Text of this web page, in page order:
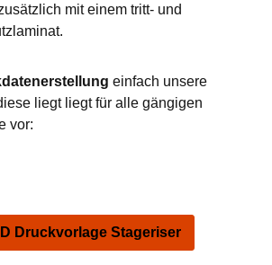
mit einem tritt- und
einfach unsere
liegt liegt für alle gängigen
vor:
Druckvorlage Stageriser